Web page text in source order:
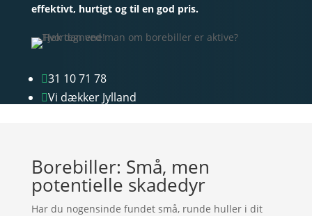
effektivt, hurtigt og til en god pris.
31 10 71 78
Vi dækker Jylland
Borebiller: Små, men
potentielle skadedyr
Har du nogensinde fundet små, runde huller i dit